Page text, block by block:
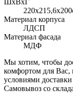
Материал корпуса
ЛДСП
Материал фасада
МДФ
Мы хотим, чтобы
комфортом для Вас,
условиями
Самовывоз со